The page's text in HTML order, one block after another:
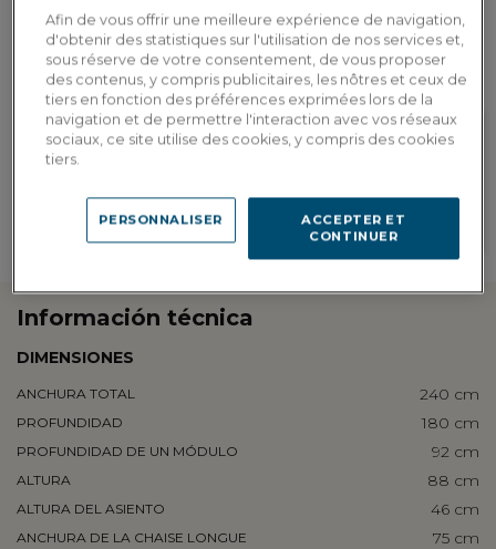
Calcular mis gastos de envío por país
Fidelidad recompensada
válido para su próximo pedido
showroom
Encuentre las direcciones de
nuestros showrooms
Información técnica
DIMENSIONES
ANCHURA TOTAL 240 cm
PROFUNDIDAD 180 cm
PROFUNDIDAD DE UN MÓDULO 92 cm
ALTURA 88 cm
ALTURA DEL ASIENTO 46 cm
ANCHURA DE LA CHAISE LONGUE 75 cm
Afin de vous offrir une meilleure expérience de navigation,
d'obtenir des statistiques sur l'utilisation de nos services et,
sous réserve de votre consentement, de vous proposer
des contenus, y compris publicitaires, les nôtres et ceux de
tiers en fonction des préférences exprimées lors de la
navigation et de permettre l'interaction avec vos réseaux
sociaux, ce site utilise des cookies, y compris des cookies
tiers.
ACCEPTER ET
CONTINUER
PERSONNALISER